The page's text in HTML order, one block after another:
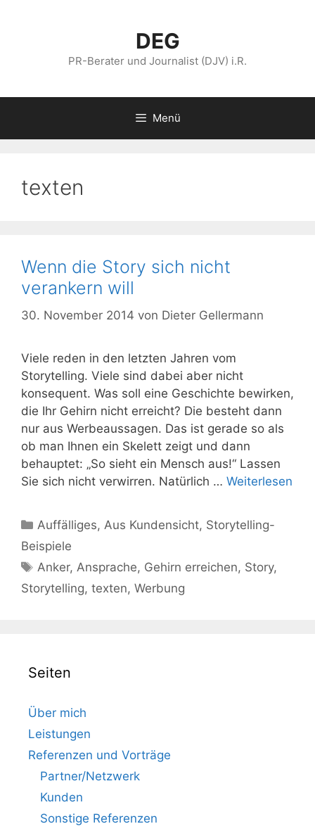
DEG
PR-Berater und Journalist (DJV) i.R.
Menü
texten
Wenn die Story sich nicht
verankern will
30. November 2014 von Dieter Gellermann
Viele reden in den letzten Jahren vom
Storytelling. Viele sind dabei aber nicht
konsequent. Was soll eine Geschichte bewirken,
die Ihr Gehirn nicht erreicht? Die besteht dann
nur aus Werbeaussagen. Das ist gerade so als
ob man Ihnen ein Skelett zeigt und dann
behauptet: „So sieht ein Mensch aus!“ Lassen
Sie sich nicht verwirren. Natürlich … Weiterlesen
Kategorien
Auffälliges, Aus Kundensicht, Storytelling-
Beispiele
Schlagwörter
Anker, Ansprache, Gehirn erreichen, Story,
Storytelling, texten, Werbung
Seiten
Über mich
Leistungen
Referenzen und Vorträge
Partner/Netzwerk
Kunden
Sonstige Referenzen